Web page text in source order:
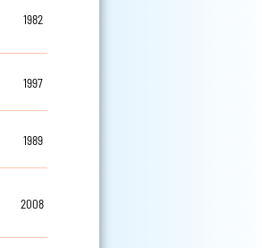
1982
1997
1989
2008